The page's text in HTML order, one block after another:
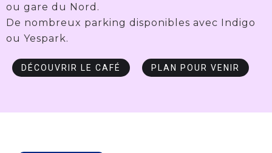
ou gare du Nord.
De nombreux parking disponibles avec Indigo
ou Yespark.
DÉCOUVRIR LE CAFÉ PLAN POUR VENIR